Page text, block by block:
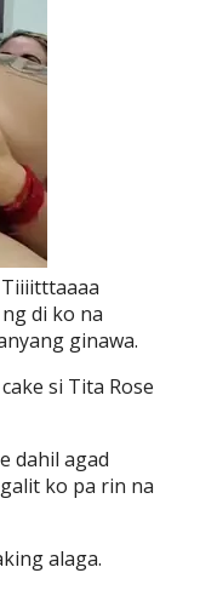
di ko na
ginawa.
si Tita Rose
dahil agad
ko pa rin na
alaga.